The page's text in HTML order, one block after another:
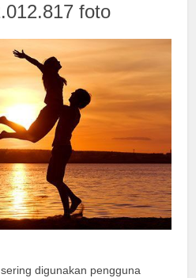
foto
digunakan pengguna